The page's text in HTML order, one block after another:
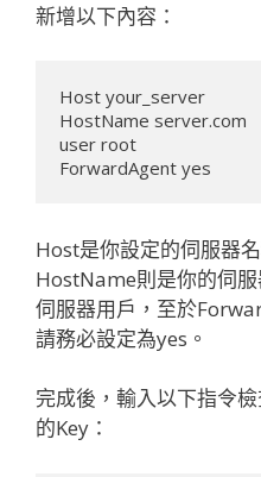
新增以下內容：
Host your_server
HostName server.com
user root
ForwardAgent yes
Host是你設定的伺服器
HostName則是你的伺
伺服器用戶，至於
請務必設定為yes。
完成後，輸入以下指令
的Key：